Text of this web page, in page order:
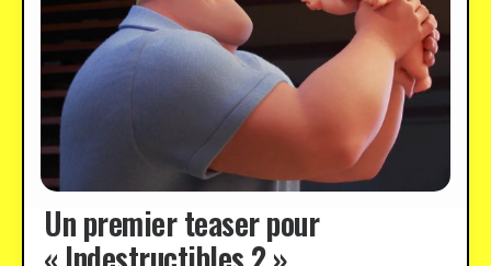
Un premier teaser pour